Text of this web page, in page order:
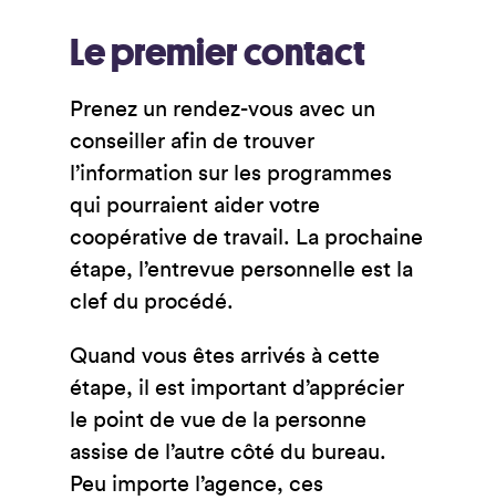
Le premier contact
Prenez un rendez-vous avec un
conseiller afin de trouver
l’information sur les programmes
qui pourraient aider votre
coopérative de travail. La prochaine
étape, l’entrevue personnelle est la
clef du procédé.
Quand vous êtes arrivés à cette
étape, il est important d’apprécier
le point de vue de la personne
assise de l’autre côté du bureau.
Peu importe l’agence, ces